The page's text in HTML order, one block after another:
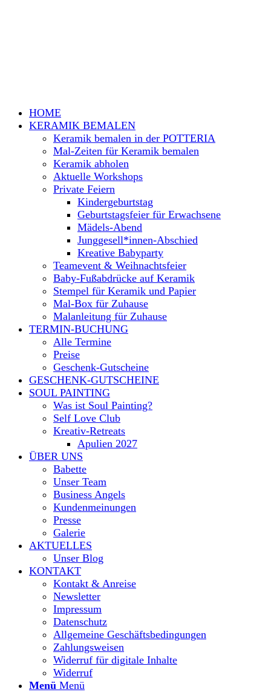
HOME
KERAMIK BEMALEN
Keramik bemalen in der POTTERIA
Mal-Zeiten für Keramik bemalen
Keramik abholen
Aktuelle Workshops
Private Feiern
Kindergeburtstag
Geburtstagsfeier für Erwachsene
Mädels-Abend
Junggesell*innen-Abschied
Kreative Babyparty
Teamevent & Weihnachtsfeier
Baby-Fußabdrücke auf Keramik
Stempel für Keramik und Papier
Mal-Box für Zuhause
Malanleitung für Zuhause
TERMIN-BUCHUNG
Alle Termine
Preise
Geschenk-Gutscheine
GESCHENK-GUTSCHEINE
SOUL PAINTING
Was ist Soul Painting?
Self Love Club
Kreativ-Retreats
Apulien 2027
ÜBER UNS
Babette
Unser Team
Business Angels
Kundenmeinungen
Presse
Galerie
AKTUELLES
Unser Blog
KONTAKT
Kontakt & Anreise
Newsletter
Impressum
Datenschutz
Allgemeine Geschäftsbedingungen
Zahlungsweisen
Widerruf für digitale Inhalte
Widerruf
Menü Menü